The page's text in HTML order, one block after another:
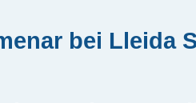
bei Lleida